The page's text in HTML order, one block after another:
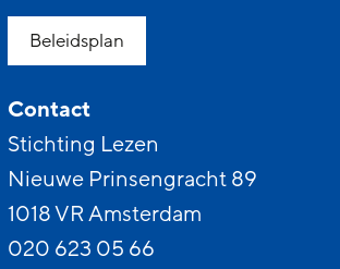
Beleidsplan
Contact
Stichting Lezen
Nieuwe Prinsengracht 89
1018 VR Amsterdam
020 623 05 66